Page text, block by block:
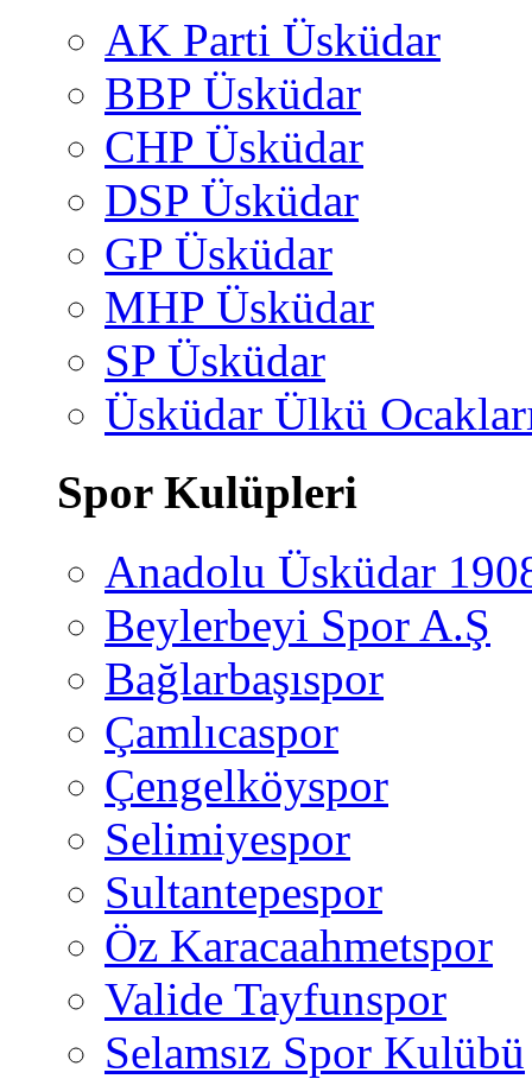
AK Parti Üsküdar
BBP Üsküdar
CHP Üsküdar
DSP Üsküdar
GP Üsküdar
MHP Üsküdar
SP Üsküdar
Üsküdar Ülkü
Spor Kulüpleri
Anadolu Üsküdar
Beylerbeyi Spor A.Ş
Bağlarbaşıspor
Çamlıcaspor
Çengelköyspor
Selimiyespor
Sultantepespor
Öz Karacaahmetspor
Valide Tayfunspor
Selamsız Spor Kulübü